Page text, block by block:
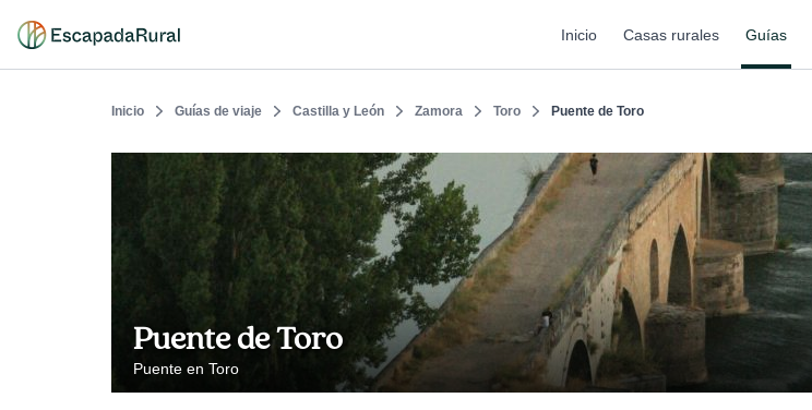
Inicio Casas rurales Guías
Inicio Guías de viaje Castilla y León Zamora Toro Puente de Toro
Puente de Toro
Puente en Toro